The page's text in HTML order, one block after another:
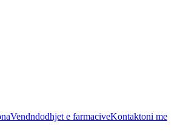
Vendndodhjet e farmaciveKontaktoni me